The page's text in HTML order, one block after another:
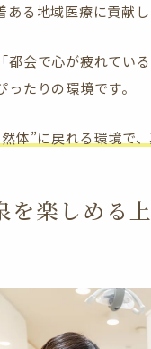
ある地域医療に貢献
都会で心が疲れてい
たりの環境です。
体”に戻れる環境で
を楽しめる